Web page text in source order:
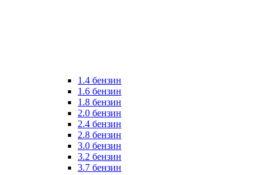
1.4 бензин
1.6 бензин
1.8 бензин
2.0 бензин
2.4 бензин
2.8 бензин
3.0 бензин
3.2 бензин
3.7 бензин